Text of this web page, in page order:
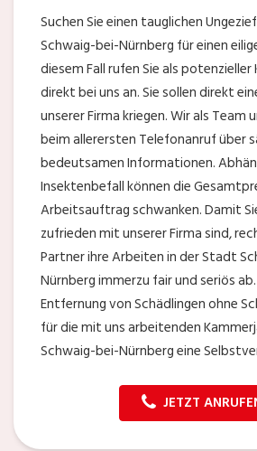
Suchen Sie einen tauglichen
Schwaig-bei-Nürnberg für einen
diesem Fall rufen Sie als
direkt bei uns an. Sie sollen direkt
unserer Firma kriegen. Wir als Team
beim allerersten Telefonanruf über
bedeutsamen Informationen.
Insektenbefall können die
Arbeitsauftrag schwanken. Damit
zufrieden mit unserer Firma sind,
Partner ihre Arbeiten in der Stadt
Nürnberg immerzu fair und seriös
Entfernung von Schädlingen ohne
für die mit uns arbeitenden
Schwaig-bei-Nürnberg eine
JETZT